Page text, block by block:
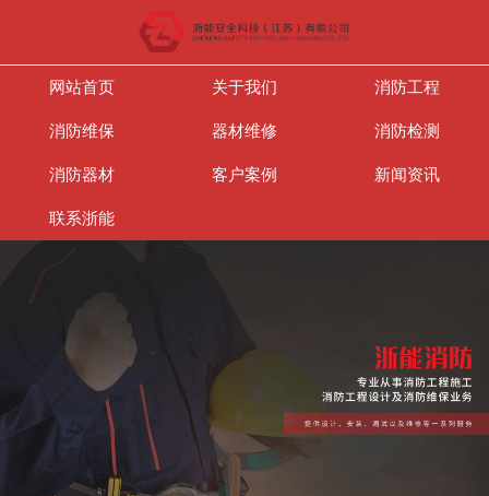
网站首页 关于我们 消防工程
消防维保 器材维修 消防检测
消防器材 客户案例 新闻资讯
联系浙能